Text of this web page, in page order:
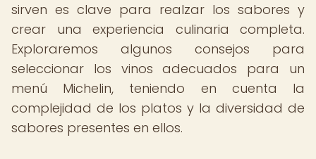
sirven es clave para realzar los sabores y
crear una experiencia culinaria completa.
Exploraremos algunos consejos para
seleccionar los vinos adecuados para un
menú Michelin, teniendo en cuenta la
complejidad de los platos y la diversidad de
sabores presentes en ellos.